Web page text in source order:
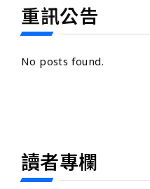
重訊公告
No posts found.
讀者專欄